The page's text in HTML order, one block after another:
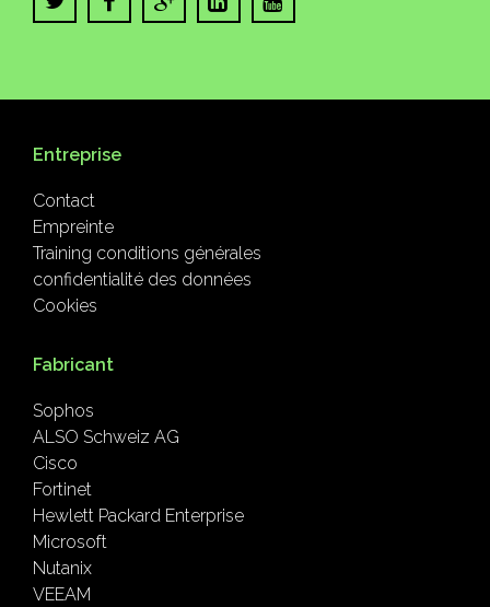
Entreprise
Contact
Empreinte
Training conditions générales
confidentialité des données
Cookies
Fabricant
Sophos
ALSO Schweiz AG
Cisco
Fortinet
Hewlett Packard Enterprise
Microsoft
Nutanix
VEEAM